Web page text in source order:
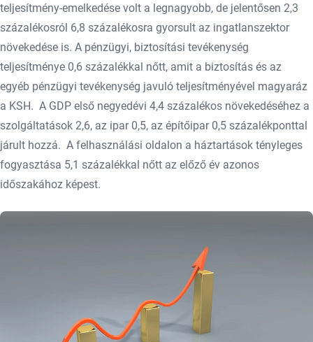
teljesítmény-emelkedése volt a legnagyobb, de jelentősen 2,3
százalékosról 6,8 százalékosra gyorsult az ingatlanszektor
növekedése is. A pénzügyi, biztosítási tevékenység
teljesítménye 0,6 százalékkal nőtt, amit a biztosítás és az
egyéb pénzügyi tevékenység javuló teljesítményével magyaráz
a KSH. A GDP első negyedévi 4,4 százalékos növekedéséhez a
szolgáltatások 2,6, az ipar 0,5, az építőipar 0,5 százalékponttal
járult hozzá. A felhasználási oldalon a háztartások tényleges
fogyasztása 5,1 százalékkal nőtt az előző év azonos
időszakához képest.